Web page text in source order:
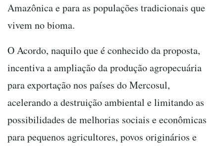
Amazônica e para as populações tradicionais que
vivem no bioma.
O Acordo, naquilo que é conhecido da proposta,
incentiva a ampliação da produção agropecuária
para exportação nos países do Mercosul,
acelerando a destruição ambiental e limitando as
possibilidades de melhorias sociais e econômicas
para pequenos agricultores, povos originários e